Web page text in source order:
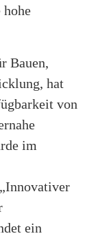
hohe
Bauen,
hat
von
im
ein